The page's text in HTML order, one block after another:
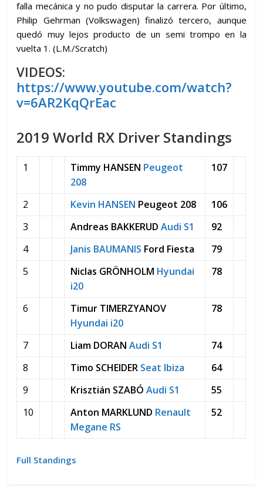
falla mecánica y no pudo disputar la carrera. Por último,
Philip Gehrman (Volkswagen) finalizó tercero, aunque
quedó muy lejos producto de un semi trompo en la
vuelta 1. (L.M./Scratch)
VIDEOS:
https://www.youtube.com/watch?
v=6AR2KqQrEac
2019 World RX Driver Standings
1 Timmy HANSEN Peugeot
208
107
2 Kevin HANSEN Peugeot 208
106
3
Andreas BAKKERUDAudi S1
92
4
Janis BAUMANIS Ford Fiesta
79
5
Niclas GRÖNHOLM Hyundai
i20
78
6
Timur TIMERZYANOV
Hyundai i20
78
7 Liam DORANAudi S1
74
8
Timo SCHEIDER Seat Ibiza
64
9
Krisztián SZABÓAudi S1
55
10
Anton MARKLUND Renault
Megane RS
52
Full Standings